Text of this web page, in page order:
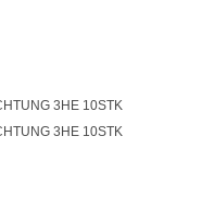
3HE 10STK
3HE 10STK